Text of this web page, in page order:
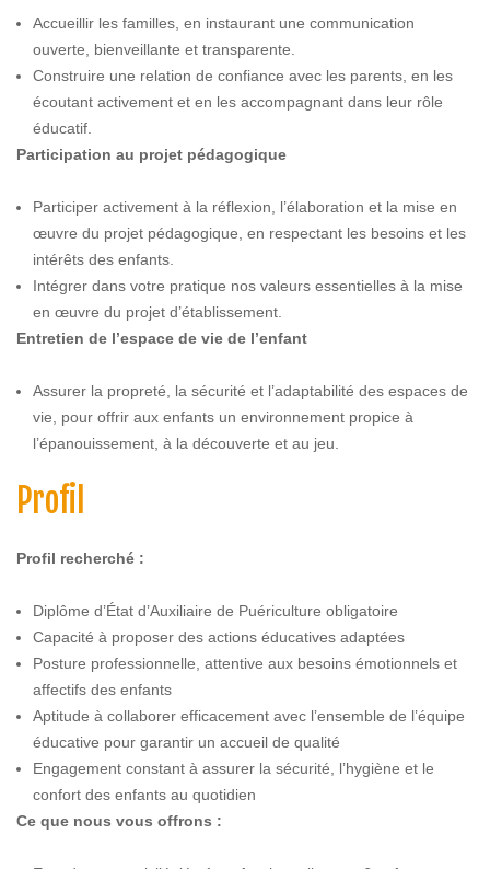
Accueillir les familles, en instaurant une communication
ouverte, bienveillante et transparente.
Construire une relation de confiance avec les parents, en les
écoutant activement et en les accompagnant dans leur rôle
éducatif.
Participation au projet pédagogique
Participer activement à la réflexion, l’élaboration et la mise en
œuvre du projet pédagogique, en respectant les besoins et les
intérêts des enfants.
Intégrer dans votre pratique nos valeurs essentielles à la mise
en œuvre du projet d’établissement.
Entretien de l’espace de vie de l’enfant
Assurer la propreté, la sécurité et l’adaptabilité des espaces de
vie, pour offrir aux enfants un environnement propice à
l’épanouissement, à la découverte et au jeu.
Profil
Profil recherché :
Diplôme d’État d’Auxiliaire de Puériculture obligatoire
Capacité à proposer des actions éducatives adaptées
Posture professionnelle, attentive aux besoins émotionnels et
affectifs des enfants
Aptitude à collaborer efficacement avec l’ensemble de l’équipe
éducative pour garantir un accueil de qualité
Engagement constant à assurer la sécurité, l’hygiène et le
confort des enfants au quotidien
Ce que nous vous offrons :